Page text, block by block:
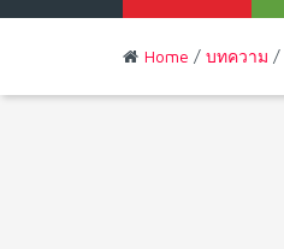
Home / บทความ /